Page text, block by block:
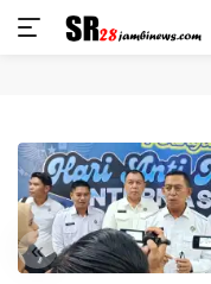
konten
«